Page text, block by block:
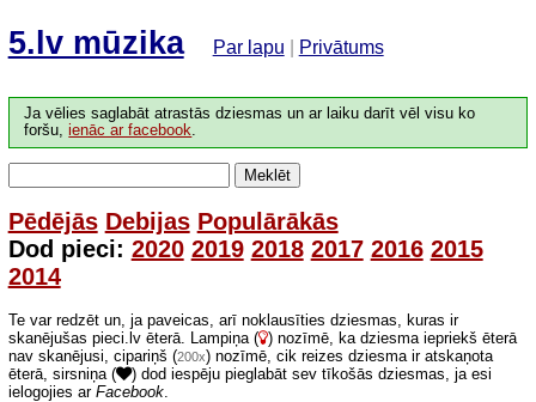
5.lv mūzika Par lapu Privātums
Ja vēlies saglabāt atrastās dziesmas un ar laiku darīt vēl visu ko
foršu,ienāc ar facebook.
Meklēt
Pēdējās Debijas Populārākās
Dod pieci: 2020 2019 2018 2017 2016 2015
2014
Te var redzēt un, ja paveicas, arī noklausīties dziesmas, kuras ir
skanējušas pieci.lv ēterā. Lampiņa ( ) nozīmē, ka dziesma iepriekš ēterā
nav skanējusi, cipariņš (200x) nozīmē, cik reizes dziesma ir atskaņota
ēterā, sirsniņa (
) dod iespēju pieglabāt sev tīkošās dziesmas, ja esi
ielogojies ar Facebook.